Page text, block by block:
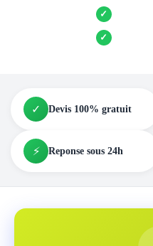
✓ Pose
✓ Aides et
✓ Devis 100% gratuit
⚡ Reponse sous 24h